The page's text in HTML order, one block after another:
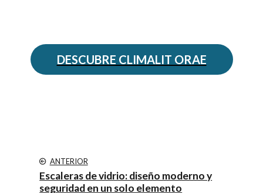
DESCUBRE CLIMALIT ORAE
ANTERIOR
Escaleras de vidrio: diseño moderno y
seguridad en un solo elemento